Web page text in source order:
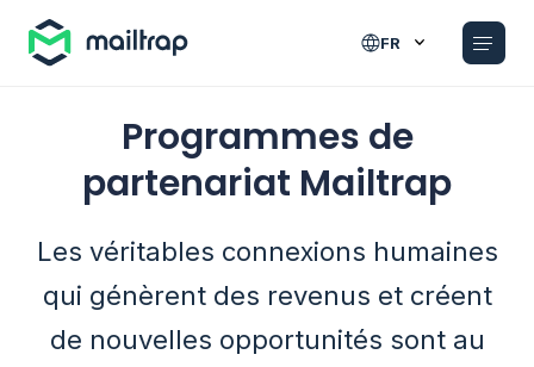
FR
Programmes de
partenariat Mailtrap
Les véritables connexions humaines
qui génèrent des revenus et créent
de nouvelles opportunités sont au